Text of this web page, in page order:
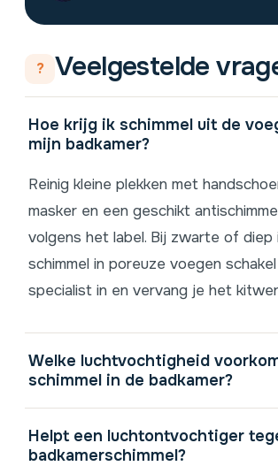
? Veelgestelde
Hoe krijg ik schimmel uit de
mijn badkamer?
Reinig kleine plekken met
masker en een geschikt
volgens het label. Bij zwarte of diep
schimmel in poreuze voegen
specialist in en vervang je het
Welke luchtvochtigheid
schimmel in de badkamer?
Helpt een luchtontvochtiger
badkamerschimmel?